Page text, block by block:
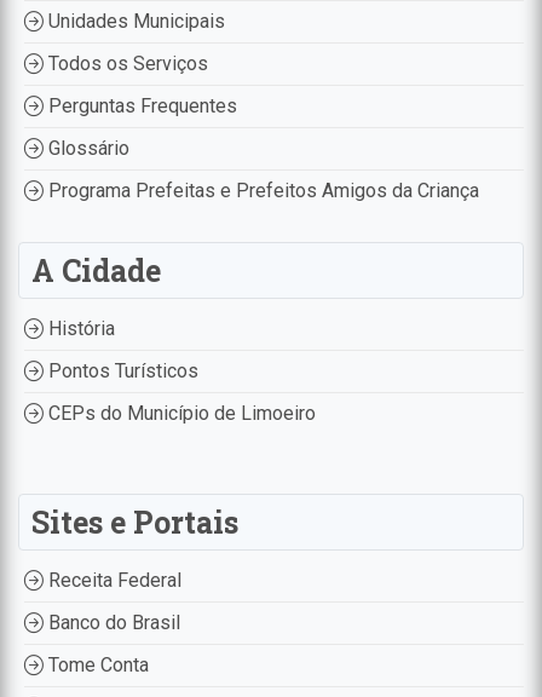
Unidades Municipais
Todos os Serviços
Perguntas Frequentes
Glossário
Programa Prefeitas e Prefeitos Amigos da Criança
A Cidade
História
Pontos Turísticos
CEPs do Município de Limoeiro
Sites e Portais
Receita Federal
Banco do Brasil
Tome Conta